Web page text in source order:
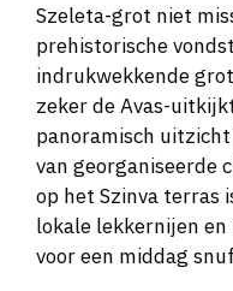
Szeleta-grot niet
prehistorische
indrukwekkende
zeker de Avas-
panoramisch
van georganiseerde
op het Szinva terras
lokale lekkernijen
voor een middag